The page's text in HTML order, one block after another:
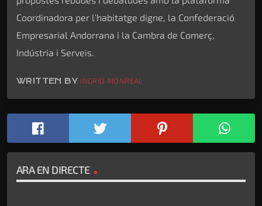
Coordinadora per l’habitatge digne, la Confederació
Empresarial Andorrana i la Cambra de Comerç,
Indústria i Serveis.
WRITTEN BYINGRID MONREAL
ARA EN DIRECTE